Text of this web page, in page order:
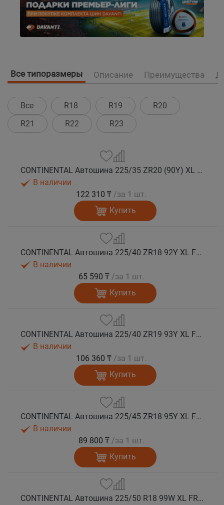
Все типоразмеры Описание Преимущества
Все R18 R19
R20
R21
R22 R23
CONTINENTAL Автошина 225/35 ZR20 (90Y) XL FR SportContact 7 лето
В наличии
122 310 ₸ /за 1 шт.
Купить
CONTINENTAL Автошина 225/40 ZR18 92Y XL FR SportContact 7 лето
В наличии
65 590 ₸ /за 1 шт.
Купить
CONTINENTAL Автошина 225/40 ZR19 93Y XL FR SportContact 7 лето
В наличии
106 360 ₸ /за 1 шт.
Купить
CONTINENTAL Автошина 225/45 ZR18 95Y XL FR SportContact 7 лето
В наличии
89 800 ₸ /за 1 шт.
Купить
CONTINENTAL Автошина 225/50 R18 99W XL FR SportContact 7 * лето